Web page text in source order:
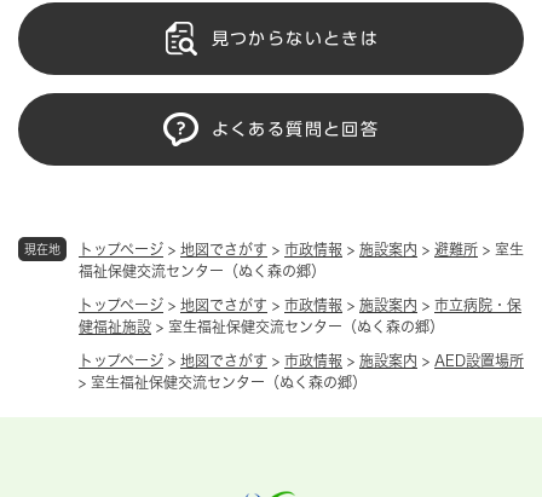
現在地 トップページ > 地図でさがす > 市政情報 > 施設案内 > 避難所 > 室生
福祉保健交流センター（ぬく森の郷）
トップページ > 地図でさがす > 市政情報 > 施設案内 > 市立病院・保
健福祉施設 > 室生福祉保健交流センター（ぬく森の郷）
トップページ > 地図でさがす > 市政情報 > 施設案内 > AED設置場所
> 室生福祉保健交流センター（ぬく森の郷）
見つからないときは
よくある質問と回答